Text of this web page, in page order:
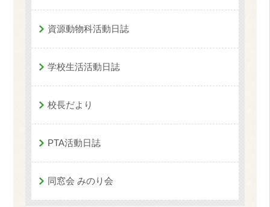
資源動物科活動日誌
学校生活活動日誌
校長だより
PTA活動日誌
同窓会 みのり会